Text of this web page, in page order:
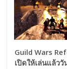
Guild Wars
เปิดให้เล่นแล้ววั